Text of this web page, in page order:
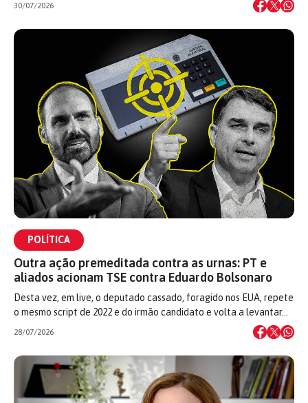
30/07/2026
POLÍTICA
Outra ação premeditada contra as urnas: PT e
aliados acionam TSE contra Eduardo Bolsonaro
Desta vez, em live, o deputado cassado, foragido nos EUA, repete
o mesmo script de 2022 e do irmão candidato e volta a levantar…
28/07/2026